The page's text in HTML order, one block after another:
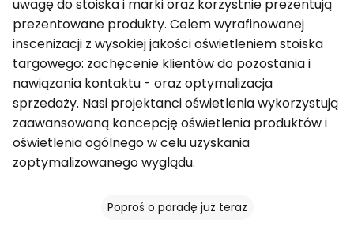
uwagę do stoiska i marki oraz korzystnie prezentują
prezentowane produkty. Celem wyrafinowanej
inscenizacji z wysokiej jakości oświetleniem stoiska
targowego: zachęcenie klientów do pozostania i
nawiązania kontaktu - oraz optymalizacja
sprzedaży. Nasi projektanci oświetlenia wykorzystują
zaawansowaną koncepcję oświetlenia produktów i
oświetlenia ogólnego w celu uzyskania
zoptymalizowanego wyglądu.
Poproś o poradę już teraz